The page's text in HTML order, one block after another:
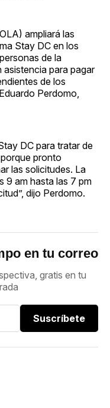
ampliará las
Stay DC en los
de la
para pagar
de los
Perdomo,
DC para tratar de
pronto
las solicitudes. La
9 am hasta las 7 pm
dijo Perdomo.
en tu correo
gratis en tu
Suscríbete